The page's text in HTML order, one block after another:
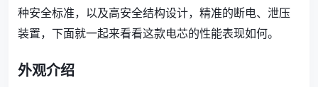
种安全标准，以及高安全结构设计，精准的断电、泄压
装置，下面就一起来看看这款电芯的性能表现如何。
外观介绍